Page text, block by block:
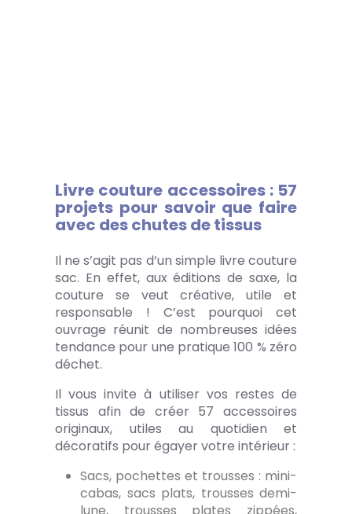
Livre couture accessoires : 57
projets pour savoir que faire
avec des chutes de tissus
Il ne s’agit pas d’un simple livre couture
sac. En effet, aux éditions de saxe, la
couture se veut créative, utile et
responsable ! C’est pourquoi cet
ouvrage réunit de nombreuses idées
tendance pour une pratique 100 % zéro
déchet.
Il vous invite à utiliser vos restes de
tissus afin de créer 57 accessoires
originaux, utiles au quotidien et
décoratifs pour égayer votre intérieur :
Sacs, pochettes et trousses : mini-
cabas, sacs plats, trousses demi-